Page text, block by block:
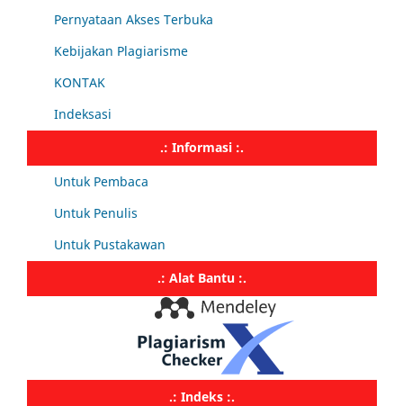
Pernyataan Akses Terbuka
Kebijakan Plagiarisme
KONTAK
Indeksasi
.: Informasi :.
Untuk Pembaca
Untuk Penulis
Untuk Pustakawan
.: Alat Bantu :.
.: Indeks :.